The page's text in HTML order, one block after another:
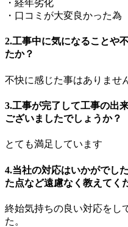
・経年劣化
・口コミが大変良かった為
2.工事中に気になることや
たか？
不快に感じた事はありませ
3.工事が完了して工事の出
ございましたでしょうか？
とても満足しています
4.当社の対応はいかがでし
た点など遠慮なく教えてく
終始気持ちの良い対応をし
た。